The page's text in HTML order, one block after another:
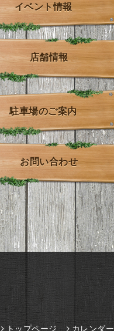
イベント情報
店舗情報
駐車場のご案内
お問い合わせ
トップページ カレンダー